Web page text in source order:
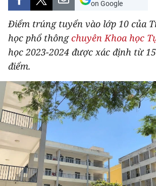
XÃ HỘI
PHÁP LUẬT
DU LỊCH
THẾ GIỚI
THỂ THAO
GIÁO DỤC
Y TẾ
KHOA HỌC - CÔNG NGHỆ
on Google
Điểm trúng tuyển vào lớp 10 của
học phổ thôngchuyên Khoa học
học 2023-2024 được xác định từ
điểm.